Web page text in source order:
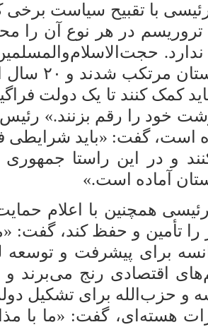
با تقبیح سیاست
تروریسم در هر نوع آن
کمک کنند تا یک دولت
خود را رقم بزنند.»
است، گفت: «باید شرایطی
کنند و در این راستا
آماده است.»
همچنین با اعلام
تأمین و حفظ کند، گفت:
برای پیشرفت و توسعه
اقتصادی رنج می‌برند
و حزب‌الله برای تشکیل
هسته‌ای، گفت: «ما با